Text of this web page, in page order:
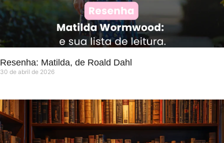
Resenha: Matilda, de Roald Dahl
30 de abril de 2026